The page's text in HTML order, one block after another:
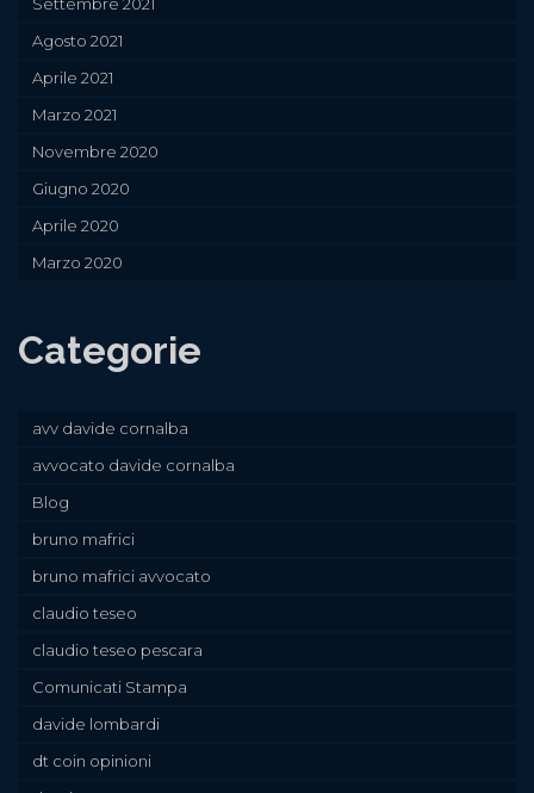
Agosto 2021
Aprile 2021
Marzo 2021
Novembre 2020
Giugno 2020
Aprile 2020
Marzo 2020
Categorie
avv davide cornalba
avvocato davide cornalba
Blog
bruno mafrici
bruno mafrici avvocato
claudio teseo
claudio teseo pescara
Comunicati Stampa
davide lombardi
dt coin opinioni